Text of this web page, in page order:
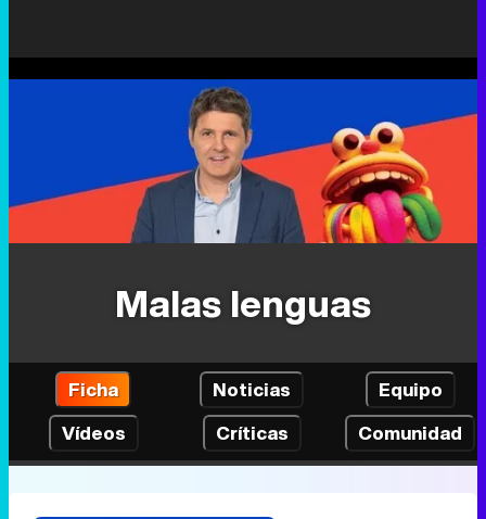
Malas lenguas
Ficha Noticias
Equipo
Vídeos
Críticas Comunidad